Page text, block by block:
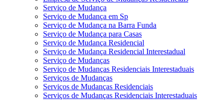
Serviço de Mudança
Serviço de Mudança em Sp
Serviço de Mudança na Barra Funda
Serviço de Mudança para Casas
Serviço de Mudança Residencial
Serviço de Mudança Residencial Interestadual
Serviço de Mudanças
Serviço de Mudanças Residenciais Interestaduais
Serviços de Mudanças
Serviços de Mudanças Residenciais
Serviços de Mudanças Residenciais Interestaduais